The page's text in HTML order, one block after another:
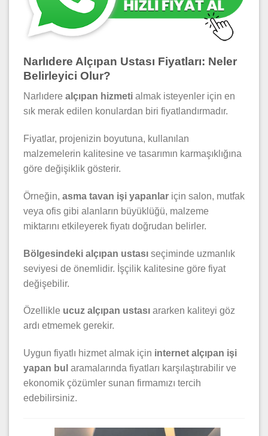
Narlıdere Alçıpan Ustası Fiyatları: Neler
Belirleyici Olur?
Narlıdere alçıpan hizmeti almak isteyenler için en
sık merak edilen konulardan biri fiyatlandırmadır.
Fiyatlar, projenizin boyutuna, kullanılan
malzemelerin kalitesine ve tasarımın karmaşıklığına
göre değişiklik gösterir.
Örneğin, asma tavan işi yapanlar için salon, mutfak
veya ofis gibi alanların büyüklüğü, malzeme
miktarını etkileyerek fiyatı doğrudan belirler.
Bölgesindeki alçıpan ustası seçiminde uzmanlık
seviyesi de önemlidir. İşçilik kalitesine göre fiyat
değişebilir.
Özellikle ucuz alçıpan ustası ararken kaliteyi göz
ardı etmemek gerekir.
Uygun fiyatlı hizmet almak için internet alçıpan işi
yapan bul aramalarında fiyatları karşılaştırabilir ve
ekonomik çözümler sunan firmamızı tercih
edebilirsiniz.